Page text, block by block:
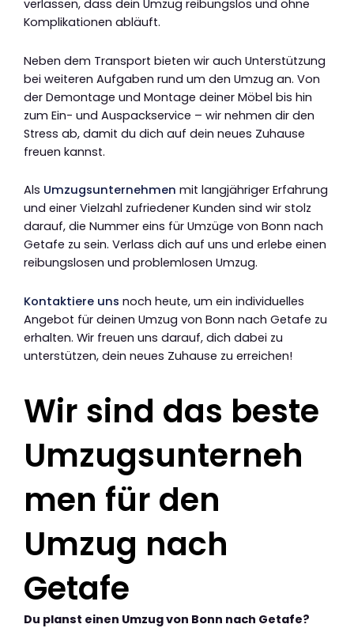
verlassen, dass dein Umzug reibungslos und ohne
Komplikationen abläuft.
Neben dem Transport bieten wir auch Unterstützung
bei weiteren Aufgaben rund um den Umzug an. Von
der Demontage und Montage deiner Möbel bis hin
zum Ein- und Auspackservice – wir nehmen dir den
Stress ab, damit du dich auf dein neues Zuhause
freuen kannst.
Als Umzugsunternehmen mit langjähriger Erfahrung
und einer Vielzahl zufriedener Kunden sind wir stolz
darauf, die Nummer eins für Umzüge von Bonn nach
Getafe zu sein. Verlass dich auf uns und erlebe einen
reibungslosen und problemlosen Umzug.
Kontaktiere uns noch heute, um ein individuelles
Angebot für deinen Umzug von Bonn nach Getafe zu
erhalten. Wir freuen uns darauf, dich dabei zu
unterstützen, dein neues Zuhause zu erreichen!
Wir sind das beste
Umzugsunterneh
men für den
Umzug nach
Getafe
Du planst einen Umzug von Bonn nach Getafe?